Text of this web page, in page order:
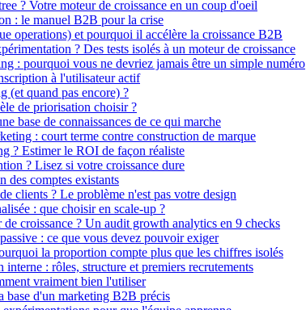
? Votre moteur de croissance en un coup d'oeil
: le manuel B2B pour la crise
operations) et pourquoi il accélère la croissance B2B
? Des tests isolés à un moteur de croissance
: pourquoi vous ne devriez jamais être un simple numéro
à l'utilisateur actif
(et quand pas encore) ?
de priorisation choisir ?
base de connaissances de ce qui marche
: court terme contre construction de marque
? Estimer le ROI de façon réaliste
? Lisez si votre croissance dure
des comptes existants
clients ? Le problème n'est pas votre design
: que choisir en scale-up ?
croissance ? Un audit growth analytics en 9 checks
: ce que vous devez pouvoir exiger
la proportion compte plus que les chiffres isolés
: rôles, structure et premiers recrutements
vraiment bien l'utiliser
base d'un marketing B2B précis